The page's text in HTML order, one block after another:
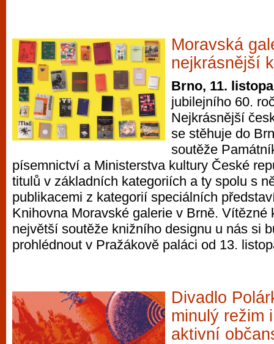
Moravská
nejkrásnější
Brno, 11.
jubilejního 60.
Nejkrásnější
se stěhuje do
soutěže
písemnictví a Ministerstva kultury České
titulů v základních kategoriích a ty spolu s
publikacemi z kategorií speciálních
Knihovna Moravské galerie v Brně. Vítězné
největší soutěže knižního designu u nás si
prohlédnout v Pražákově paláci od 13.
Divadlo
minulý režim
aktivní